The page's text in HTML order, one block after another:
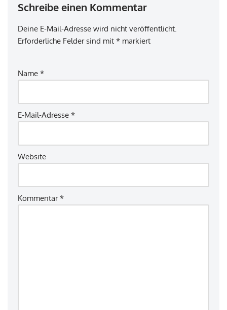
Schreibe einen Kommentar
Deine E-Mail-Adresse wird nicht veröffentlicht.
Erforderliche Felder sind mit * markiert
Name *
E-Mail-Adresse *
Website
Kommentar*